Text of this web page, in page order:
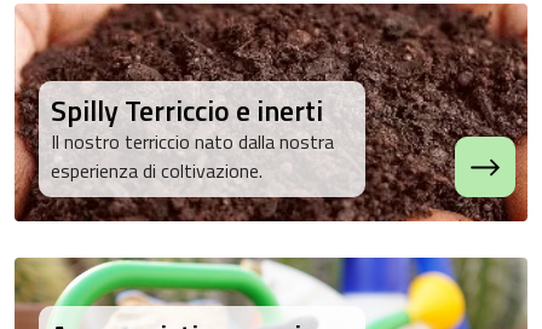
Spilly Terriccio e inerti
Il nostro terriccio nato dalla nostra
esperienza di coltivazione.